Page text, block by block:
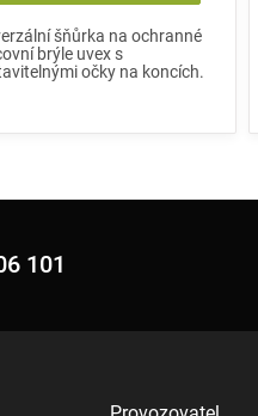
šňůrka na ochranné
brýle uvex s
očky na koncích.
101